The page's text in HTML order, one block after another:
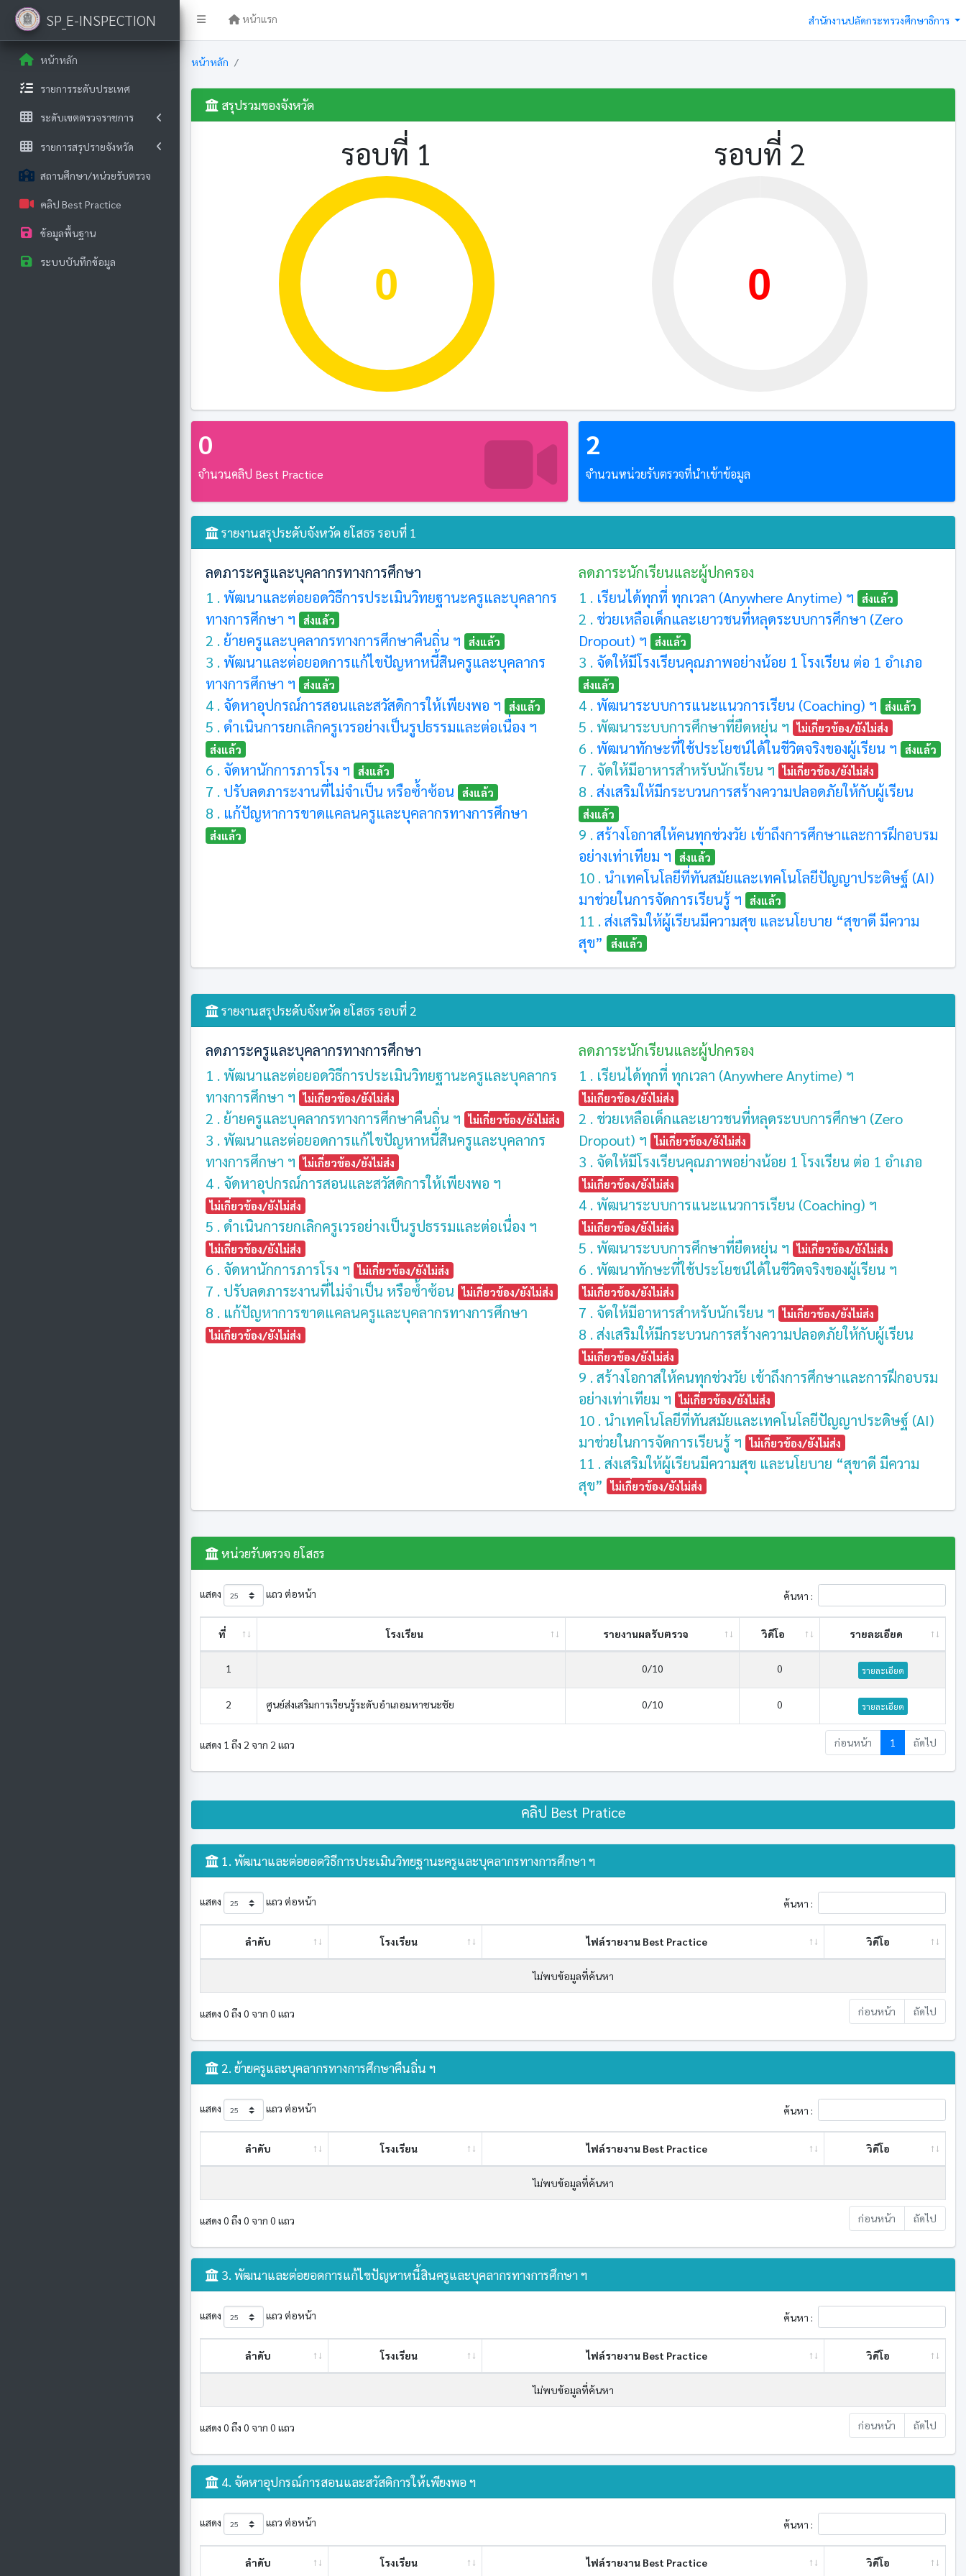
หน้าแรก สำนักงานปลัดกระทรวงศึกษาธิการ
SP_E-INSPECTION
หน้าหลัก
รายการระดับประเทศ
ระดับเขตตรวจราชการ
รายการสรุปรายจังหวัด
สถานศึกษา/หน่วยรับตรวจ
คลิป Best Practice
ข้อมูลพื้นฐาน
ระบบบันทึกข้อมูล
หน้าหลัก
สรุปรวมของจังหวัด
รอบที่ 1 รอบที่ 2
0
จำนวนคลิป Best Practice
2
จำนวนหน่วยรับตรวจที่นำเข้าข้อมูล
รายงานสรุประดับจังหวัด ยโสธร รอบที่ 1
ลดภาระครูและบุคลากรทางการศึกษา
1 . พัฒนาและต่อยอดวิธีการประเมินวิทยฐานะครูและบุคลากร
ทางการศึกษา ฯ
ส่งแล้ว
2 . ย้ายครูและบุคลากรทางการศึกษาคืนถิ่น ฯ ส่งแล้ว
3 . พัฒนาและต่อยอดการแก้ไขปัญหาหนี้สินครูและบุคลากร
ทางการศึกษา ฯ
ส่งแล้ว
4 . จัดหาอุปกรณ์การสอนและสวัสดิการให้เพียงพอ ฯ ส่งแล้ว
5 . ดำเนินการยกเลิกครูเวรอย่างเป็นรูปธรรมและต่อเนื่อง ฯ
ส่งแล้ว
6 . จัดหานักการภารโรง ฯ ส่งแล้ว
7 . ปรับลดภาระงานที่ไม่จำเป็น หรือซ้ำซ้อน ส่งแล้ว
8 . แก้ปัญหาการขาดแคลนครูและบุคลากรทางการศึกษา
ส่งแล้ว
ลดภาระนักเรียนและผู้ปกครอง
1 . เรียนได้ทุกที่ ทุกเวลา (Anywhere Anytime) ฯ ส่งแล้ว
2 . ช่วยเหลือเด็กและเยาวชนที่หลุดระบบการศึกษา (Zero
Dropout) ฯ
ส่งแล้ว
3 . จัดให้มีโรงเรียนคุณภาพอย่างน้อย 1 โรงเรียน ต่อ 1 อำเภอ
ส่งแล้ว
4 . พัฒนาระบบการแนะแนวการเรียน (Coaching) ฯ ส่งแล้ว
5 . พัฒนาระบบการศึกษาที่ยืดหยุ่น ฯ ไม่เกี่ยวข้อง/ยังไม่ส่ง
6 . พัฒนาทักษะที่ใช้ประโยชน์ได้ในชีวิตจริงของผู้เรียน ฯ ส่งแล้ว
7 . จัดให้มีอาหารสำหรับนักเรียน ฯ ไม่เกี่ยวข้อง/ยังไม่ส่ง
8 .ส่งเสริมให้มีกระบวนการสร้างความปลอดภัยให้กับผู้เรียน
ส่งแล้ว
9 .สร้างโอกาสให้คนทุกช่วงวัย เข้าถึงการศึกษาและการฝึกอบรม
อย่างเท่าเทียม ฯ
ส่งแล้ว
10 . นำเทคโนโลยีที่ทันสมัยและเทคโนโลยีปัญญาประดิษฐ์ (AI)
มาช่วยในการจัดการเรียนรู้ ฯ
ส่งแล้ว
11 .ส่งเสริมให้ผู้เรียนมีความสุข และนโยบาย “สุขาดี มีความ
สุข”
ส่งแล้ว
รายงานสรุประดับจังหวัด ยโสธร รอบที่ 2
ลดภาระครูและบุคลากรทางการศึกษา
1 . พัฒนาและต่อยอดวิธีการประเมินวิทยฐานะครูและบุคลากร
ทางการศึกษา ฯ
ไม่เกี่ยวข้อง/ยังไม่ส่ง
2 . ย้ายครูและบุคลากรทางการศึกษาคืนถิ่น ฯ ไม่เกี่ยวข้อง/ยังไม่ส่ง
3 . พัฒนาและต่อยอดการแก้ไขปัญหาหนี้สินครูและบุคลากร
ทางการศึกษา ฯ
ไม่เกี่ยวข้อง/ยังไม่ส่ง
4 . จัดหาอุปกรณ์การสอนและสวัสดิการให้เพียงพอ ฯ
ไม่เกี่ยวข้อง/ยังไม่ส่ง
5 . ดำเนินการยกเลิกครูเวรอย่างเป็นรูปธรรมและต่อเนื่อง ฯ
ไม่เกี่ยวข้อง/ยังไม่ส่ง
6 . จัดหานักการภารโรง ฯ ไม่เกี่ยวข้อง/ยังไม่ส่ง
7 . ปรับลดภาระงานที่ไม่จำเป็น หรือซ้ำซ้อน ไม่เกี่ยวข้อง/ยังไม่ส่ง
8 . แก้ปัญหาการขาดแคลนครูและบุคลากรทางการศึกษา
ไม่เกี่ยวข้อง/ยังไม่ส่ง
ลดภาระนักเรียนและผู้ปกครอง
1 . เรียนได้ทุกที่ ทุกเวลา (Anywhere Anytime) ฯ
ไม่เกี่ยวข้อง/ยังไม่ส่ง
2 . ช่วยเหลือเด็กและเยาวชนที่หลุดระบบการศึกษา (Zero
Dropout) ฯ
ไม่เกี่ยวข้อง/ยังไม่ส่ง
3 . จัดให้มีโรงเรียนคุณภาพอย่างน้อย 1 โรงเรียน ต่อ 1 อำเภอ
ไม่เกี่ยวข้อง/ยังไม่ส่ง
4 . พัฒนาระบบการแนะแนวการเรียน (Coaching) ฯ
ไม่เกี่ยวข้อง/ยังไม่ส่ง
5 . พัฒนาระบบการศึกษาที่ยืดหยุ่น ฯ ไม่เกี่ยวข้อง/ยังไม่ส่ง
6 . พัฒนาทักษะที่ใช้ประโยชน์ได้ในชีวิตจริงของผู้เรียน ฯ
ไม่เกี่ยวข้อง/ยังไม่ส่ง
7 . จัดให้มีอาหารสำหรับนักเรียน ฯ ไม่เกี่ยวข้อง/ยังไม่ส่ง
8 . ส่งเสริมให้มีกระบวนการสร้างความปลอดภัยให้กับผู้เรียน
ไม่เกี่ยวข้อง/ยังไม่ส่ง
9 . สร้างโอกาสให้คนทุกช่วงวัย เข้าถึงการศึกษาและการฝึกอบรม
อย่างเท่าเทียม ฯ
ไม่เกี่ยวข้อง/ยังไม่ส่ง
10 . นำเทคโนโลยีที่ทันสมัยและเทคโนโลยีปัญญาประดิษฐ์ (AI)
มาช่วยในการจัดการเรียนรู้ ฯ
ไม่เกี่ยวข้อง/ยังไม่ส่ง
11 . ส่งเสริมให้ผู้เรียนมีความสุข และนโยบาย “สุขาดี มีความ
สุข”
ไม่เกี่ยวข้อง/ยังไม่ส่ง
หน่วยรับตรวจ ยโสธร
แสดง แถว ต่อหน้า ค้นหา :
ที่ โรงเรียน รายงานผลรับตรวจ วิดีโอ รายละเอียด
1 0/10 0 รายละเอียด
2 ศูนย์ส่งเสริมการเรียนรู้ระดับอำเภอมหาชนะชัย 0/10 0 รายละเอียด
แสดง 1 ถึง 2 จาก 2 แถว ก่อนหน้า 1 ถัดไป
คลิป Best Pratice
1. พัฒนาและต่อยอดวิธีการประเมินวิทยฐานะครูและบุคลากรทางการศึกษา ฯ
แสดง แถว ต่อหน้า ค้นหา :
ลำดับ โรงเรียน ไฟล์รายงาน Best ​Practice วิดีโอ
ไม่พบข้อมูลที่ค้นหา
แสดง 0 ถึง 0 จาก 0 แถว ก่อนหน้า ถัดไป
2. ย้ายครูและบุคลากรทางการศึกษาคืนถิ่น ฯ
แสดง แถว ต่อหน้า ค้นหา :
ลำดับ โรงเรียน ไฟล์รายงาน Best ​Practice วิดีโอ
ไม่พบข้อมูลที่ค้นหา
แสดง 0 ถึง 0 จาก 0 แถว ก่อนหน้า ถัดไป
3. พัฒนาและต่อยอดการแก้ไขปัญหาหนี้สินครูและบุคลากรทางการศึกษา ฯ
แสดง แถว ต่อหน้า ค้นหา :
ลำดับ โรงเรียน ไฟล์รายงาน Best ​Practice วิดีโอ
ไม่พบข้อมูลที่ค้นหา
แสดง 0 ถึง 0 จาก 0 แถว ก่อนหน้า ถัดไป
4. จัดหาอุปกรณ์การสอนและสวัสดิการให้เพียงพอ ฯ
แสดง แถว ต่อหน้า ค้นหา :
ลำดับ โรงเรียน ไฟล์รายงาน Best ​Practice วิดีโอ